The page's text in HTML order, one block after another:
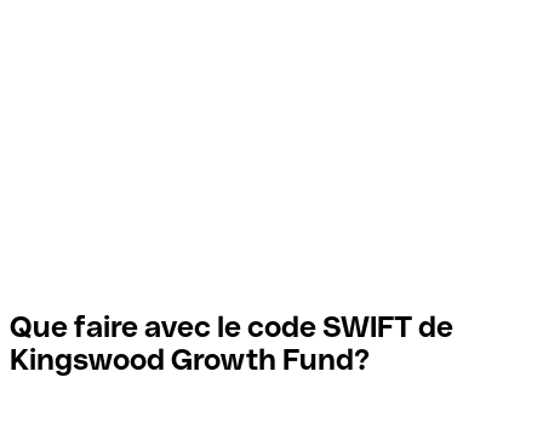
Que faire avec le code SWIFT de
Kingswood Growth Fund?